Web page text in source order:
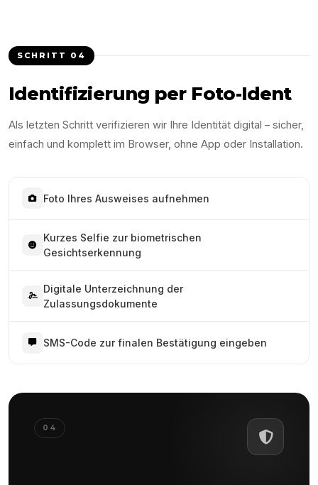
SCHRITT 04
Identifizierung per Foto-Ident
Als letzten Schritt verifizieren wir Ihre Identität digital – sicher,
einfach und komplett im Browser, ohne App oder Installation.
Foto Ihres Ausweises aufnehmen
Kurzes Selfie zur biometrischen
Gesichtserkennung
Digitale Unterzeichnung der
Zulassungsdokumente
SMS-Code zur finalen Bestätigung eingeben
04